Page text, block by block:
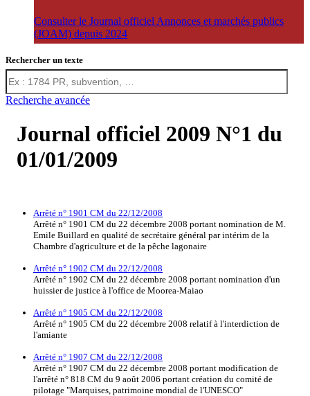
Consulter le Journal officiel Annonces et marchés publics
(JOAM) depuis 2024
Rechercher un texte
Recherche avancée
Journal officiel 2009 N°1 du
01/01/2009
Arrêté n° 1901 CM du 22/12/2008
Arrêté n° 1901 CM du 22 décembre 2008 portant nomination de M.
Emile Buillard en qualité de secrétaire général par intérim de la
Chambre d'agriculture et de la pêche lagonaire
Arrêté n° 1902 CM du 22/12/2008
Arrêté n° 1902 CM du 22 décembre 2008 portant nomination d'un
huissier de justice à l'office de Moorea-Maiao
Arrêté n° 1905 CM du 22/12/2008
Arrêté n° 1905 CM du 22 décembre 2008 relatif à l'interdiction de
l'amiante
Arrêté n° 1907 CM du 22/12/2008
Arrêté n° 1907 CM du 22 décembre 2008 portant modification de
l'arrêté n° 818 CM du 9 août 2006 portant création du comité de
pilotage "Marquises, patrimoine mondial de l'UNESCO"